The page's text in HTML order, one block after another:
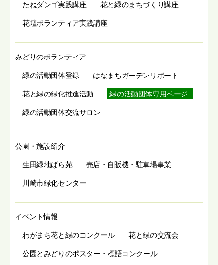
たねダンゴ実践講座 花と緑のまちづくり講座
花壇ボランティア実践講座
みどりのボランティア
緑の活動団体登録 はなまちガーデンリポート
花と緑の緑化推進活動 緑の活動団体専用ページ
緑の活動団体交流サロン
公園・施設紹介
生田緑地ばら苑 売店・自販機・駐車場事業
川崎市緑化センター
イベント情報
わがまち花と緑のコンクール 花と緑の交流会
公園とみどりのポスター・標語コンクール